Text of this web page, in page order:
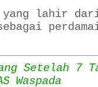
yang lahir
Setelah 7
Waspada